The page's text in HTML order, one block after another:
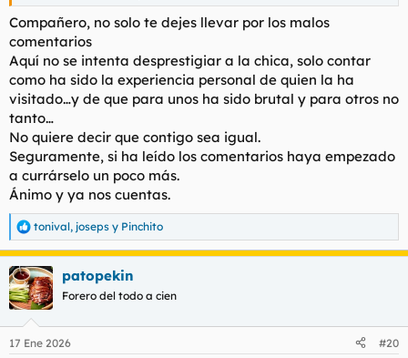
Compañero, no solo te dejes llevar por los malos
comentarios
Aquí no se intenta desprestigiar a la chica, solo contar
como ha sido la experiencia personal de quien la ha
visitado…y de que para unos ha sido brutal y para otros no
tanto…
No quiere decir que contigo sea igual.
Seguramente, si ha leído los comentarios haya empezado
a currárselo un poco más.
Ánimo y ya nos cuentas.
R
e
c
c
i
e
tonival, joseps y Pinchito
patopekin
Forero del todo a cien
17 Ene 2026 #20